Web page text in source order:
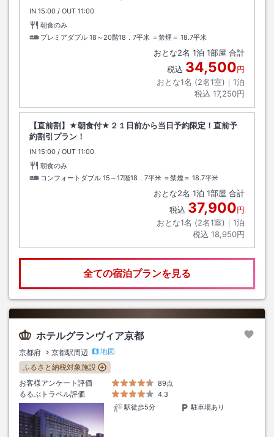
IN チェックイン
15:00 / OUT チェックアウト
11:00
朝食のみ
プレミアダブル 18～20階18．7平米 ＝禁煙＝ 18.7平米
おとな2名 1泊 1部屋 合計
税込 34,500円
おとな1名 (2名1室)｜ 1泊
税込 17,250円
【直前割】★朝食付★２１日前から当日予約限定！直前予
約割引プラン！
IN チェックイン
15:00 / OUT チェックアウト
11:00
朝食のみ
コンフォートダブル 15～17階18．7平米 ＝禁煙＝ 18.7平米
おとな2名 1泊 1部屋 合計
税込 37,900円
おとな1名 (2名1室)｜ 1泊
税込 18,950円
全ての宿泊プランを見る
ホテルグランヴィア京都
京都府 京都駅周辺
地図
ふるさと納税対象施設
お客様アンケート評価
89点
るるぶトラベル評価
4.3
駅徒歩5分
駐車場あり